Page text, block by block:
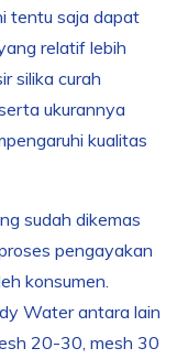
tentu saja dapat
relatif lebih
silika curah
ukurannya
kualitas
sudah dikemas
pengayakan
konsumen.
Water antara lain
20-30, mesh 30